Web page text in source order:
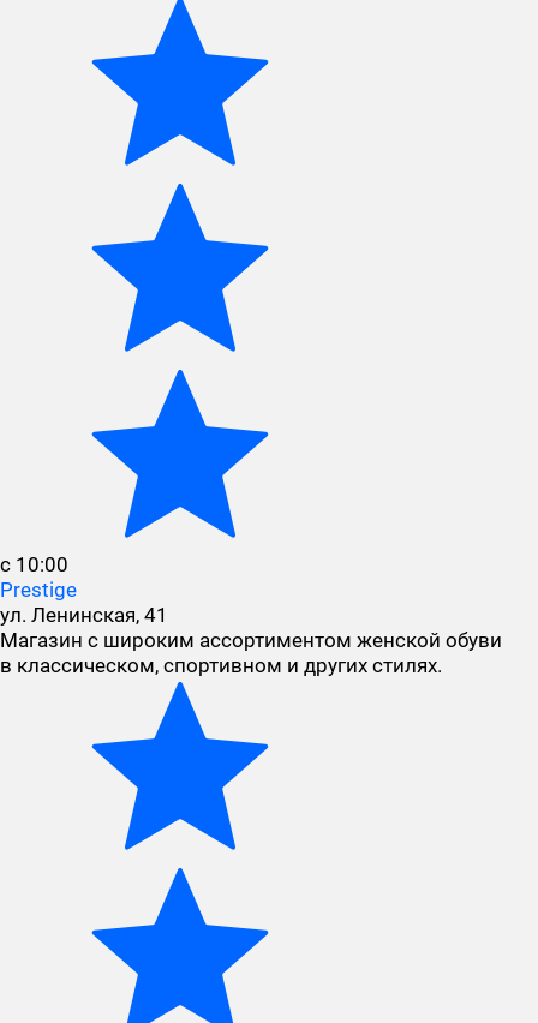
с 10:00
Prestige
ул. Ленинская, 41
Магазин с широким ассортиментом женской обуви
в классическом, спортивном и других стилях.